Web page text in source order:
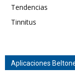
Tendencias
Tinnitus
Aplicaciones